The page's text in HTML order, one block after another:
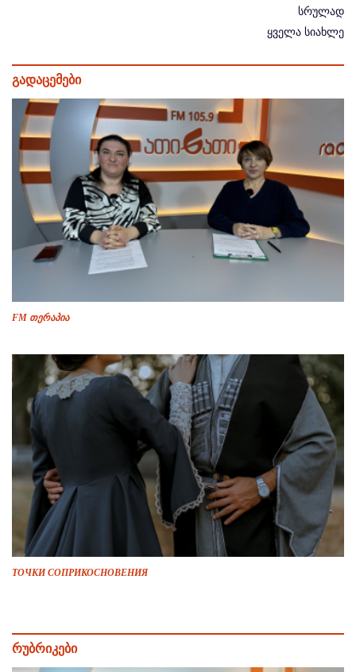
სრულად
ყველა სიახლე
გადაცემები
FM თერაპია
ТОЧКИ СОПРИКОСНОВЕНИЯ
რუბრიკები